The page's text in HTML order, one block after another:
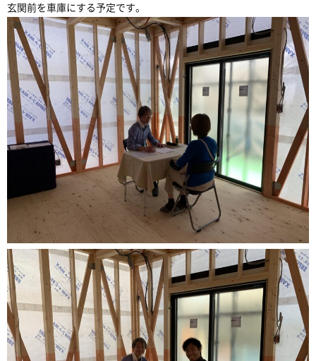
玄関前を車庫にする予定です。